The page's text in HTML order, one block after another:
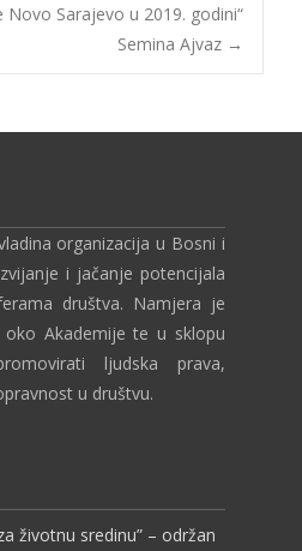
Sarajevo u 2019. godini“
Semina Ajvaz →
organizacija u Bosni i
i jačanje potencijala
društva. Namjera je
Akademije te u sklopu
ljudska prava,
u društvu.
životnu sredinu” – održan